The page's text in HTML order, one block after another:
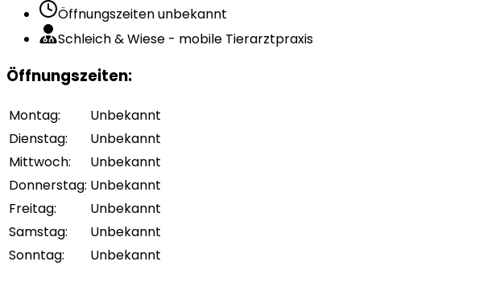
Öffnungszeiten unbekannt
Schleich & Wiese - mobile Tierarztpraxis
Öffnungszeiten:
Montag:
Unbekannt
Dienstag:
Unbekannt
Mittwoch:
Unbekannt
Donnerstag: Unbekannt
Freitag:
Unbekannt
Samstag:
Unbekannt
Sonntag: Unbekannt